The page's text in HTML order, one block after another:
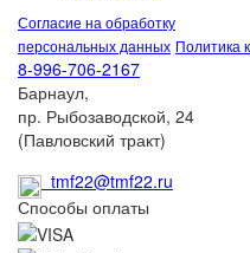
Согласие на обработку
персональных данных Политика
8-996-706-2167
Барнаул,
пр. Рыбозаводской, 24
(Павловский тракт)
tmf22@tmf22.ru
Способы оплаты